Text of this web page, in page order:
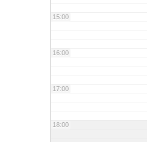
15:00
16:00
17:00
18:00